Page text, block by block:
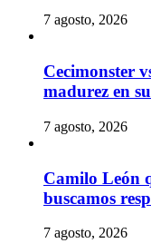
7 agosto, 2026
Cecimonster
madurez en
7 agosto, 2026
Camilo León
buscamos
7 agosto, 2026